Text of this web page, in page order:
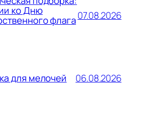
ко Дню
флага07.08.2026
для мелочей 06.08.2026